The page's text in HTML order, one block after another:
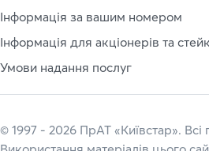
Інформація за вашим номером
Інформація для акціонерів та
Умови надання послуг
© 1997 - 2026 ПрАТ «Київстар».